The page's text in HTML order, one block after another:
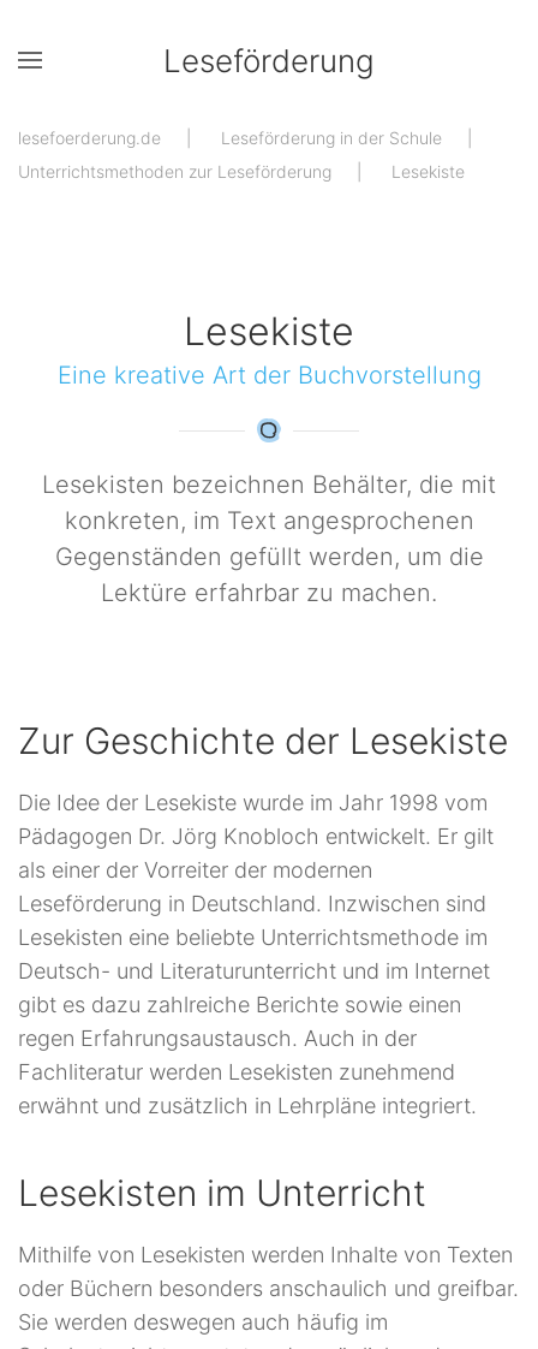
Zum Hauptinhalt springen
Leseförderung
lesefoerderung.de
Leseförderung in der Schule
Unterrichtsmethoden zur Leseförderung
Lesekiste
Lesekiste
Eine kreative Art der Buchvorstellung
Lesekisten bezeichnen Behälter, die mit
konkreten, im Text angesprochenen
Gegenständen gefüllt werden, um die
Lektüre erfahrbar zu machen.
Zur Geschichte der Lesekiste
Die Idee der Lesekiste wurde im Jahr 1998 vom
Pädagogen Dr. Jörg Knobloch entwickelt. Er gilt
als einer der Vorreiter der modernen
Leseförderung in Deutschland. Inzwischen sind
Lesekisten eine beliebte Unterrichtsmethode im
Deutsch- und Literaturunterricht und im Internet
gibt es dazu zahlreiche Berichte sowie einen
regen Erfahrungsaustausch. Auch in der
Fachliteratur werden Lesekisten zunehmend
erwähnt und zusätzlich in Lehrpläne integriert.
Lesekisten im Unterricht
Mithilfe von Lesekisten werden Inhalte von Texten
oder Büchern besonders anschaulich und greifbar.
Sie werden deswegen auch häufig im